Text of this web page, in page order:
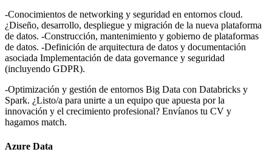
-Conocimientos de networking y seguridad en entornos cloud.
¿Diseño, desarrollo, despliegue y migración de la nueva plataforma
de datos. -Construcción, mantenimiento y gobierno de plataformas
de datos. -Definición de arquitectura de datos y documentación
asociada Implementación de data governance y seguridad
(incluyendo GDPR).
-Optimización y gestión de entornos Big Data con Databricks y
Spark. ¿Listo/a para unirte a un equipo que apuesta por la
innovación y el crecimiento profesional? Envíanos tu CV y
hagamos match.
Azure Data